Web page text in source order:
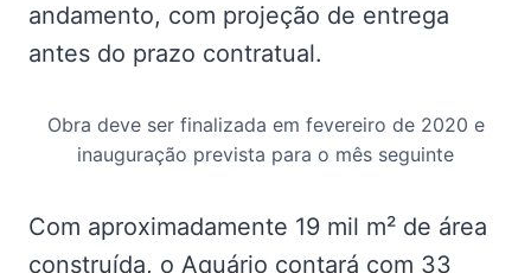
andamento, com projeção de entrega
antes do prazo contratual.
Obra deve ser finalizada em fevereiro de 2020 e
inauguração prevista para o mês seguinte
Com aproximadamente 19 mil m² de área
construída, o Aquário contará com 33